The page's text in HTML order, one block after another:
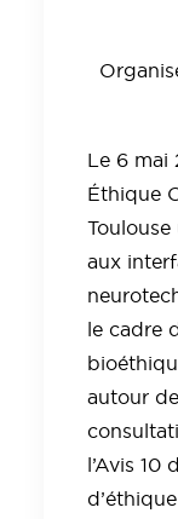
Le 6 mai
Éthique
aux
le cadre
autour
l’Avis